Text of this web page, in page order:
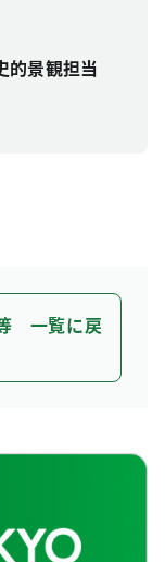
景観担当
一覧に戻